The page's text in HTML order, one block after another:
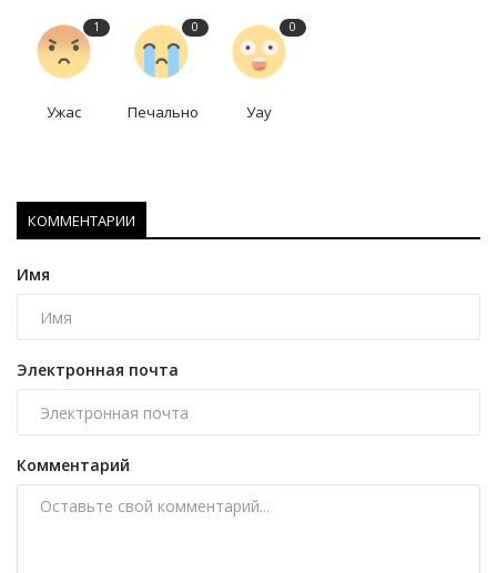
1
Ужас
0
Печально
0
Уау
КОММЕНТАРИИ
Имя
Электронная почта
Комментарий